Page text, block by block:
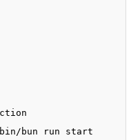
bin/bun run start